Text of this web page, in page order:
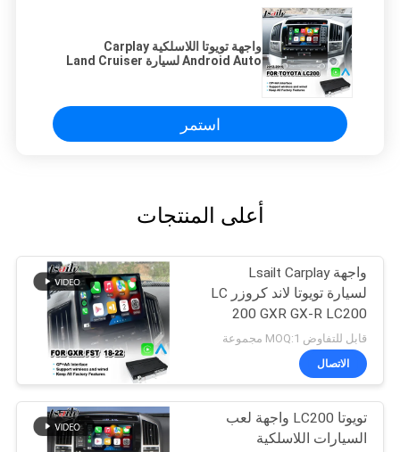
واجهة تويوتا اللاسلكية Carplay
Android Auto لسيارة Land Cruiser
استمر
أعلى المنتجات
واجهة Lsailt Carplay
لسيارة تويوتا لاند كروزر LC
200 GXR GX-R LC200
FST موديل 2018-2022
قابل للتفاوض MOQ:1 مجموعة
الاتصال
تويوتا LC200 واجهة لعب
السيارات اللاسلكية